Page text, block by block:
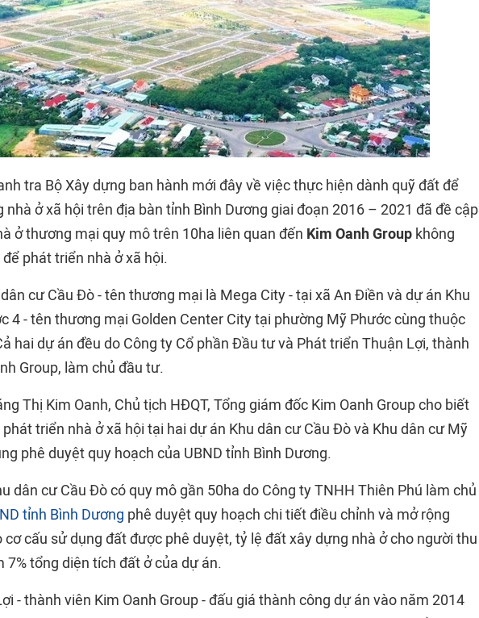
tra Bộ Xây dựng ban hành mới đây về việc thực hiện dành quỹ đất để
nhà ở xã hội trên địa bàn tỉnh Bình Dương giai đoạn 2016 – 2021 đã đề cập
ở thương mại quy mô trên 10ha liên quan đến Kim Oanh Group không
phát triển nhà ở xã hội.
cư Cầu Đò - tên thương mại là Mega City - tại xã An Điền và dự án Khu
4 - tên thương mại Golden Center City tại phường Mỹ Phước cùng thuộc
hai dự án đều do Công ty Cổ phần Đầu tư và Phát triển Thuận Lợi, thành
Group, làm chủ đầu tư.
Thị Kim Oanh, Chủ tịch HĐQT, Tổng giám đốc Kim Oanh Group cho biết
triển nhà ở xã hội tại hai dự án Khu dân cư Cầu Đò và Khu dân cư Mỹ
phê duyệt quy hoạch của UBND tỉnh Bình Dương.
dân cư Cầu Đò có quy mô gần 50ha do Công ty TNHH Thiên Phú làm chủ
tỉnh Bình Dương phê duyệt quy hoạch chi tiết điều chỉnh và mở rộng
cơ cấu sử dụng đất được phê duyệt, tỷ lệ đất xây dựng nhà ở cho người thu
7% tổng diện tích đất ở của dự án.
- thành viên Kim Oanh Group - đấu giá thành công dự án vào năm 2014